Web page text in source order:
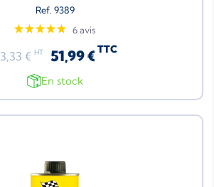
Ref. 9389
6 avis
€ HT 51,99 € TTC
En stock